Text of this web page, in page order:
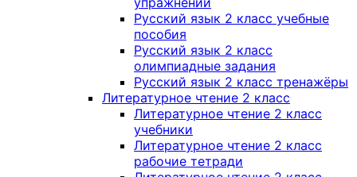
Русский язык 2 класс учебные
пособия
Русский язык 2 класс
олимпиадные задания
Русский язык 2 класс тренажёры
Литературное чтение 2 класс
Литературное чтение 2 класс
учебники
Литературное чтение 2 класс
рабочие тетради